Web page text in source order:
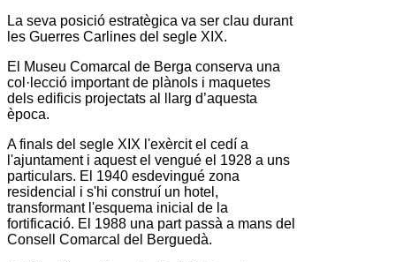
La seva posició estratègica va ser clau durant
les Guerres Carlines del segle XIX.
El Museu Comarcal de Berga conserva una
col·lecció important de plànols i maquetes
dels edificis projectats al llarg d’aquesta
època.
A finals del segle XIX l'exèrcit el cedí a
l'ajuntament i aquest el vengué el 1928 a uns
particulars. El 1940 esdevingué zona
residencial i s'hi construí un hotel,
transformant l'esquema inicial de la
fortificació. El 1988 una part passà a mans del
Consell Comarcal del Berguedà.